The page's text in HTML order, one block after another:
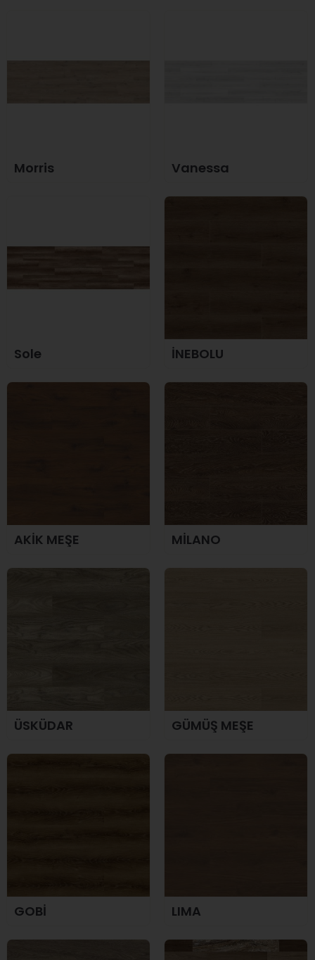
Morris Vanessa
Sole İNEBOLU
AKİK MEŞE MİLANO
ÜSKÜDAR GÜMÜŞ MEŞE
GOBİ LIMA